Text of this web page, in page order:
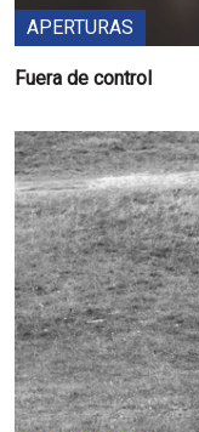
APERTURAS
Fuera de control